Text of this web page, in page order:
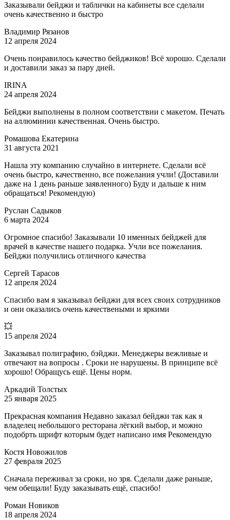
Заказывали бейджи и таблички на кабинеты все сделали
очень качественно и быстро
Владимир Рязанов
12 апреля 2024
Очень понравилось качество бейджиков! Всё хорошо. Сделали
и доставили заказ за пару дней.
IRINA
24 апреля 2024
Бейджи выполнены в полном соответствии с макетом. Печать
на аллюминии качественная. Очень быстро.
Ромашова Екатерина
31 августа 2021
Нашла эту компанию случайно в интернете. Сделали всё
очень быстро, качественно, все пожелания учли! (Доставили
даже на 1 день раньше заявленного) Буду и дальше к ним
обращаться! Рекомендую)
Руслан Садыков
6 марта 2024
Огромное спасибо! Заказывали 10 именных бейджей для
врачей в качестве нашего подарка. Учли все пожелания.
Бейджи получились отличного качества
Сергей Тарасов
12 апреля 2024
Спасибо вам я заказывал бейджи для всех своих сотрудников
и они оказались очень качествеными и яркими
💥
15 апреля 2024
Заказывал полиграфию, бэйджи. Менеджеры вежливые и
отвечают на вопросы . Сроки не нарушены. В принципе всё
хорошо! Обращусь ещё. Цены норм.
Аркадий Толстых
25 января 2025
Прекрасная компания Недавно заказал бейджи так как я
владелец небольшого ресторана лёгкий выбор, и можно
подобрть шрифт которым будет написано имя Рекомендую
Костя Новожилов
27 февраля 2025
Сначала переживал за сроки, но зря. Сделали даже раньше,
чем обещали! Буду заказывать ещё, спасибо!
Роман Новиков
18 апреля 2024